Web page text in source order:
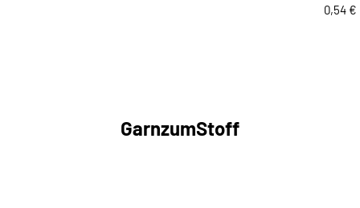
0,54 €
GarnzumStoff